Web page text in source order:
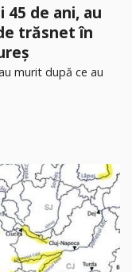
45 de ani, au
trăsnet în
murit după ce au